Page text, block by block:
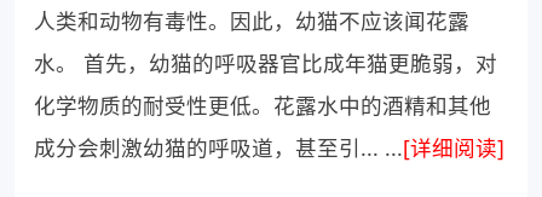
人类和动物有毒性。因此，幼猫不应该闻花露
水。 首先，幼猫的呼吸器官比成年猫更脆弱，对
化学物质的耐受性更低。花露水中的酒精和其他
成分会刺激幼猫的呼吸道，甚至引... ...[详细阅读]